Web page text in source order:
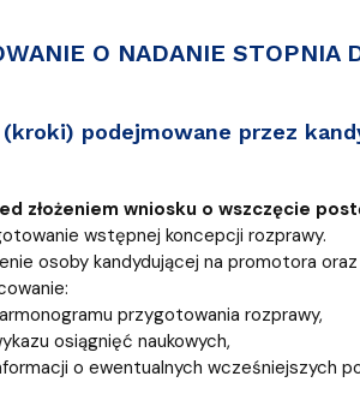
O NADANIE STOPNIA
(kroki) podejmowane przez
złożeniem wniosku o wszczęcie
wstępnej koncepcji rozprawy.
osoby kandydującej na promotora
przygotowania rozprawy,
osiągnięć naukowych,
o ewentualnych wcześniejszych